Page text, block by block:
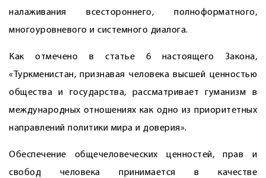
налаживания всестороннего, полноформатного,
многоуровневого и системного диалога.
Как отмечено в статье 6 настоящего Закона,
«Туркменистан, признавая человека высшей ценностью
общества и государства, рассматривает гуманизм в
международных отношениях как одно из приоритетных
направлений политики мира и доверия».
Обеспечение общечеловеческих ценностей, прав и
свобод человека принимается в качестве